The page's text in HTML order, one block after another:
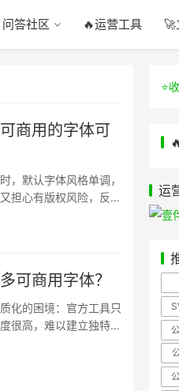
问答社区 🔥运营工具
商用的字体可
，默认字体风格单调，
担心有版权风险，反而
可商用字体？
化的困境：官方工具只
很高，难以建立独特的
⭐️
运